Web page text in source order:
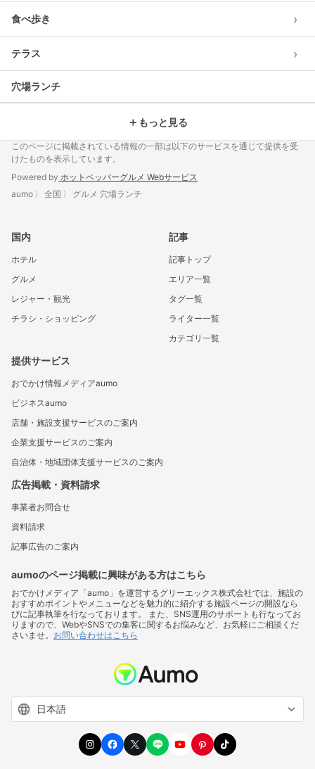
食べ歩き ›
テラス ›
穴場ランチ
＋ もっと見る
このページに掲載されている情報の一部は以下のサービスを通じて提供を受
けたものを表示しています。
Powered by ホットペッパーグルメ Webサービス
aumo
全国 グルメ 穴場ランチ
国内
ホテル
グルメ
レジャー・観光
チラシ・ショッピング
記事
記事トップ
エリア一覧
タグ一覧
ライター一覧
カテゴリ一覧
提供サービス
おでかけ情報メディアaumo
ビジネスaumo
店舗・施設支援サービスのご案内
企業支援サービスのご案内
自治体・地域団体支援サービスのご案内
広告掲載・資料請求
事業者お問合せ
資料請求
記事広告のご案内
aumoのページ掲載に興味がある方はこちら
おでかけメディア「aumo」を運営するグリーエックス株式会社では、施設の
おすすめポイントやメニューなどを魅力的に紹介する施設ページの開設なら
びに記事執筆を行なっております。 また、SNS運用のサポートも行なってお
りますので、WebやSNSでの集客に関するお悩みなど、お気軽にご相談くだ
さいませ。 お問い合わせはこちら